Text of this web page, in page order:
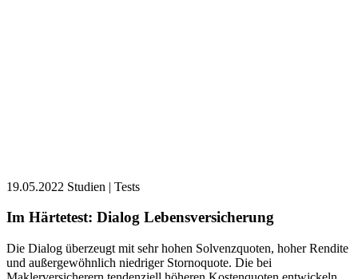
19.05.2022 Studien | Tests
Im Härtetest: Dialog Lebens­versicherung
Die Dialog überzeugt mit sehr hohen Solvenzquoten, hoher Rendite
und außergewöhnlich niedriger Stornoquote. Die bei